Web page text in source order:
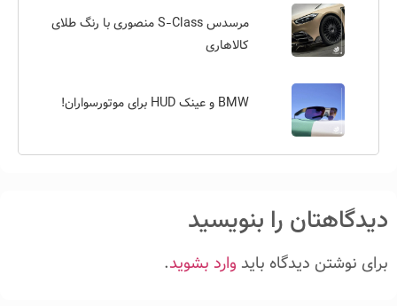
مرسدس S-Class منصوری با رنگ طلای
کالاهاری
BMW و عینک HUD برای موتورسواران!
دیدگاهتان را بنویسید
برای نوشتن دیدگاه باید وارد بشوید.